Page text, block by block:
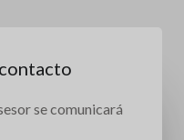
se comunicará